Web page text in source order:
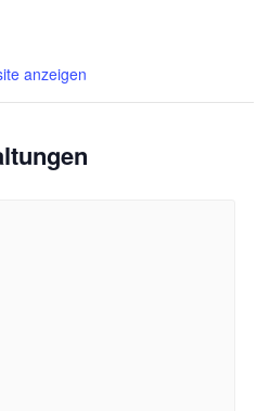
anzeigen